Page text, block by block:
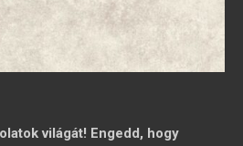
világát! Engedd, hogy